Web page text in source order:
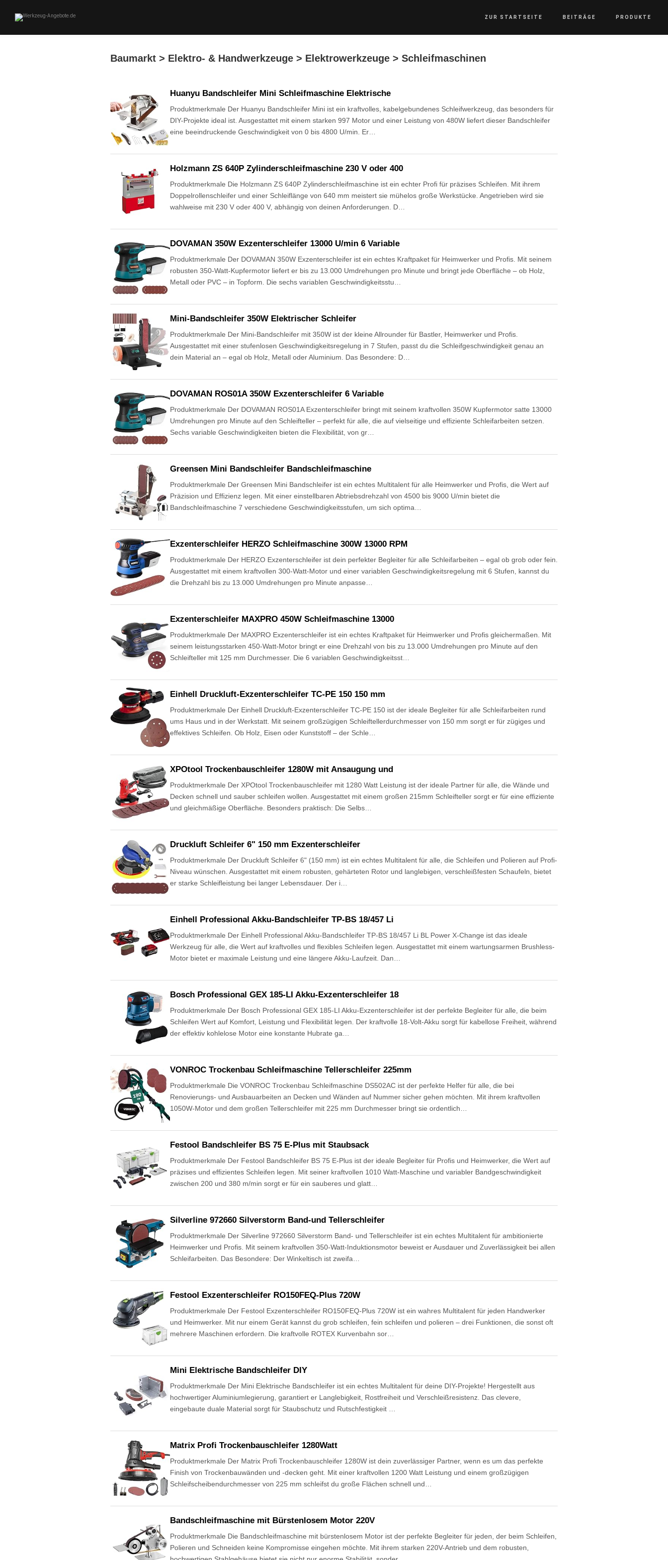
ZUR STARTSEITE BEITRÄGE PRODUKTE
Baumarkt > Elektro- & Handwerkzeuge > Elektrowerkzeuge > Schleifmaschinen
Huanyu Bandschleifer Mini Schleifmaschine Elektrische
Produktmerkmale Der Huanyu Bandschleifer Mini ist ein kraftvolles, kabelgebundenes Schleifwerkzeug, das besonders für
DIY-Projekte ideal ist. Ausgestattet mit einem starken 997 Motor und einer Leistung von 480W liefert dieser Bandschleifer
eine beeindruckende Geschwindigkeit von 0 bis 4800 U/min. Er…
Holzmann ZS 640P Zylinderschleifmaschine 230 V oder 400
Produktmerkmale Die Holzmann ZS 640P Zylinderschleifmaschine ist ein echter Profi für präzises Schleifen. Mit ihrem
Doppelrollenschleifer und einer Schleiflänge von 640 mm meistert sie mühelos große Werkstücke. Angetrieben wird sie
wahlweise mit 230 V oder 400 V, abhängig von deinen Anforderungen. D…
DOVAMAN 350W Exzenterschleifer 13000 U/min 6 Variable
Produktmerkmale Der DOVAMAN 350W Exzenterschleifer ist ein echtes Kraftpaket für Heimwerker und Profis. Mit seinem
robusten 350-Watt-Kupfermotor liefert er bis zu 13.000 Umdrehungen pro Minute und bringt jede Oberfläche – ob Holz,
Metall oder PVC – in Topform. Die sechs variablen Geschwindigkeitsstu…
Mini-Bandschleifer 350W Elektrischer Schleifer
Produktmerkmale Der Mini-Bandschleifer mit 350W ist der kleine Allrounder für Bastler, Heimwerker und Profis.
Ausgestattet mit einer stufenlosen Geschwindigkeitsregelung in 7 Stufen, passt du die Schleifgeschwindigkeit genau an
dein Material an – egal ob Holz, Metall oder Aluminium. Das Besondere: D…
DOVAMAN ROS01A 350W Exzenterschleifer 6 Variable
Produktmerkmale Der DOVAMAN ROS01A Exzenterschleifer bringt mit seinem kraftvollen 350W Kupfermotor satte 13000
Umdrehungen pro Minute auf den Schleifteller – perfekt für alle, die auf vielseitige und effiziente Schleifarbeiten setzen.
Sechs variable Geschwindigkeiten bieten die Flexibilität, von gr…
Greensen Mini Bandschleifer Bandschleifmaschine
Produktmerkmale Der Greensen Mini Bandschleifer ist ein echtes Multitalent für alle Heimwerker und Profis, die Wert auf
Präzision und Effizienz legen. Mit einer einstellbaren Abtriebsdrehzahl von 4500 bis 9000 U/min bietet die
Bandschleifmaschine 7 verschiedene Geschwindigkeitsstufen, um sich optima…
Exzenterschleifer HERZO Schleifmaschine 300W 13000 RPM
Produktmerkmale Der HERZO Exzenterschleifer ist dein perfekter Begleiter für alle Schleifarbeiten – egal ob grob oder fein.
Ausgestattet mit einem kraftvollen 300-Watt-Motor und einer variablen Geschwindigkeitsregelung mit 6 Stufen, kannst du
die Drehzahl bis zu 13.000 Umdrehungen pro Minute anpasse…
Exzenterschleifer MAXPRO 450W Schleifmaschine 13000
Produktmerkmale Der MAXPRO Exzenterschleifer ist ein echtes Kraftpaket für Heimwerker und Profis gleichermaßen. Mit
seinem leistungsstarken 450-Watt-Motor bringt er eine Drehzahl von bis zu 13.000 Umdrehungen pro Minute auf den
Schleifteller mit 125 mm Durchmesser. Die 6 variablen Geschwindigkeitsst…
Einhell Druckluft-Exzenterschleifer TC-PE 150 150 mm
Produktmerkmale Der Einhell Druckluft-Exzenterschleifer TC-PE 150 ist der ideale Begleiter für alle Schleifarbeiten rund
ums Haus und in der Werkstatt. Mit seinem großzügigen Schleiftellerdurchmesser von 150 mm sorgt er für zügiges und
effektives Schleifen. Ob Holz, Eisen oder Kunststoff – der Schle…
XPOtool Trockenbauschleifer 1280W mit Ansaugung und
Produktmerkmale Der XPOtool Trockenbauschleifer mit 1280 Watt Leistung ist der ideale Partner für alle, die Wände und
Decken schnell und sauber schleifen wollen. Ausgestattet mit einem großen 215mm Schleifteller sorgt er für eine effiziente
und gleichmäßige Oberfläche. Besonders praktisch: Die Selbs…
Druckluft Schleifer 6" 150 mm Exzenterschleifer
Produktmerkmale Der Druckluft Schleifer 6" (150 mm) ist ein echtes Multitalent für alle, die Schleifen und Polieren auf Profi-
Niveau wünschen. Ausgestattet mit einem robusten, gehärteten Rotor und langlebigen, verschleißfesten Schaufeln, bietet
er starke Schleifleistung bei langer Lebensdauer. Der i…
Einhell Professional Akku-Bandschleifer TP-BS 18/457 Li
Produktmerkmale Der Einhell Professional Akku-Bandschleifer TP-BS 18/457 Li BL Power X-Change ist das ideale
Werkzeug für alle, die Wert auf kraftvolles und flexibles Schleifen legen. Ausgestattet mit einem wartungsarmen Brushless-
Motor bietet er maximale Leistung und eine längere Akku-Laufzeit. Dan…
Bosch Professional GEX 185-LI Akku-Exzenterschleifer 18
Produktmerkmale Der Bosch Professional GEX 185-LI Akku-Exzenterschleifer ist der perfekte Begleiter für alle, die beim
Schleifen Wert auf Komfort, Leistung und Flexibilität legen. Der kraftvolle 18-Volt-Akku sorgt für kabellose Freiheit, während
der effektiv kohlelose Motor eine konstante Hubrate ga…
VONROC Trockenbau Schleifmaschine Tellerschleifer 225mm
Produktmerkmale Die VONROC Trockenbau Schleifmaschine DS502AC ist der perfekte Helfer für alle, die bei
Renovierungs- und Ausbauarbeiten an Decken und Wänden auf Nummer sicher gehen möchten. Mit ihrem kraftvollen
1050W-Motor und dem großen Tellerschleifer mit 225 mm Durchmesser bringt sie ordentlich…
Festool Bandschleifer BS 75 E-Plus mit Staubsack
Produktmerkmale Der Festool Bandschleifer BS 75 E-Plus ist der ideale Begleiter für Profis und Heimwerker, die Wert auf
präzises und effizientes Schleifen legen. Mit seiner kraftvollen 1010 Watt-Maschine und variabler Bandgeschwindigkeit
zwischen 200 und 380 m/min sorgt er für ein sauberes und glatt…
Silverline 972660 Silverstorm Band-und Tellerschleifer
Produktmerkmale Der Silverline 972660 Silverstorm Band- und Tellerschleifer ist ein echtes Multitalent für ambitionierte
Heimwerker und Profis. Mit seinem kraftvollen 350-Watt-Induktionsmotor beweist er Ausdauer und Zuverlässigkeit bei allen
Schleifarbeiten. Das Besondere: Der Winkeltisch ist zweifa…
Festool Exzenterschleifer RO150FEQ-Plus 720W
Produktmerkmale Der Festool Exzenterschleifer RO150FEQ-Plus 720W ist ein wahres Multitalent für jeden Handwerker
und Heimwerker. Mit nur einem Gerät kannst du grob schleifen, fein schleifen und polieren – drei Funktionen, die sonst oft
mehrere Maschinen erfordern. Die kraftvolle ROTEX Kurvenbahn sor…
Mini Elektrische Bandschleifer DIY
Produktmerkmale Der Mini Elektrische Bandschleifer ist ein echtes Multitalent für deine DIY-Projekte! Hergestellt aus
hochwertiger Aluminiumlegierung, garantiert er Langlebigkeit, Rostfreiheit und Verschleißresistenz. Das clevere,
eingebaute duale Material sorgt für Staubschutz und Rutschfestigkeit …
Matrix Profi Trockenbauschleifer 1280Watt
Produktmerkmale Der Matrix Profi Trockenbauschleifer 1280W ist dein zuverlässiger Partner, wenn es um das perfekte
Finish von Trockenbauwänden und -decken geht. Mit einer kraftvollen 1200 Watt Leistung und einem großzügigen
Schleifscheibendurchmesser von 225 mm schleifst du große Flächen schnell und…
Bandschleifmaschine mit Bürstenlosem Motor 220V
Produktmerkmale Die Bandschleifmaschine mit bürstenlosem Motor ist der perfekte Begleiter für jeden, der beim Schleifen,
Polieren und Schneiden keine Kompromisse eingehen möchte. Mit ihrem starken 220V-Antrieb und dem robusten,